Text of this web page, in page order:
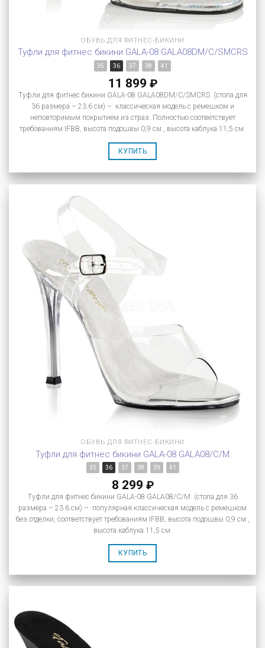
ОБУВЬ ДЛЯ ФИТНЕС-БИКИНИ
Туфли для фитнес бикини GALA-08 GALA08DM/C/SMCRS
35 36 37 38 41
11 899 ₽
Туфли для фитнес бикини GALA-08 GALA08DM/C/SMCRS (стопа для
36 размера – 23.6 см) – классическая модель с ремешком и
неповторимым покрытием из страз. Полностью соответствует
требованиям IFBB, высота подошвы 0,9 см., высота каблука 11,5 см.
КУПИТЬ
ОБУВЬ ДЛЯ ФИТНЕС-БИКИНИ
Туфли для фитнес бикини GALA-08 GALA08/C/M
35 36 37 38 39 41
8 299 ₽
Туфли для фитнес бикини GALA-08 GALA08/C/M (стопа для 36
размера – 23.6 см) – популярная классическая модель с ремешком
без отделки, соответствует требованиям IFBB, высота подошвы 0,9 см.,
высота каблука 11,5 см.
КУПИТЬ